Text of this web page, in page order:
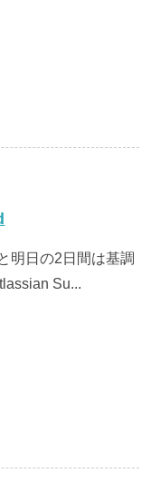
明日の2日間は基調
Su...